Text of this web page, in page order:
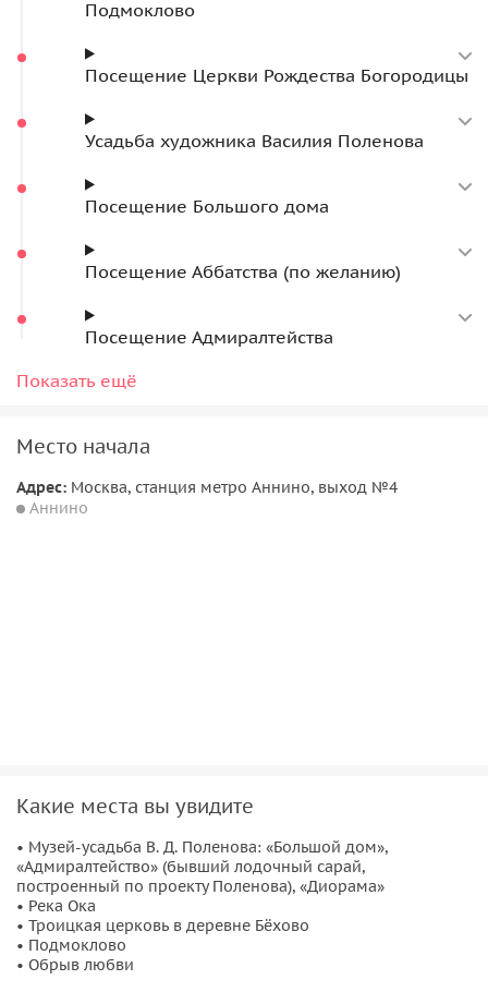
Подмоклово
Посещение Церкви Рождества Богородицы
Усадьба художника Василия Поленова
Посещение Большого дома
Посещение Аббатства (по желанию)
Посещение Адмиралтейства
Прогулка на теплоходе
Отправление обратно
Показать ещё
Место начала
Адрес: Москва, станция метро Аннино, выход №4
Аннино
Какие места вы увидите
• Музей-усадьба В. Д. Поленова: «Большой дом»,
«Адмиралтейство» (бывший лодочный сарай,
построенный по проекту Поленова), «Диорама»
• Река Ока
• Троицкая церковь в деревне Бёхово
• Подмоклово
• Обрыв любви